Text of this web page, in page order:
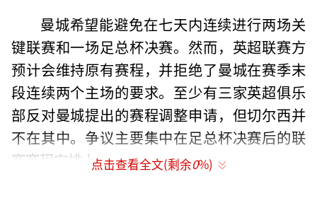
曼城希望能避免在七天内连续进行两场关
键联赛和一场足总杯决赛。然而，英超联赛方
预计会维持原有赛程，并拒绝了曼城在赛季末
段连续两个主场的要求。至少有三家英超俱乐
部反对曼城提出的赛程调整申请，但切尔西并
不在其中。争议主要集中在足总杯决赛后的联
赛赛程安排上。（责任编辑：0764）
点击查看全文(剩余0%)